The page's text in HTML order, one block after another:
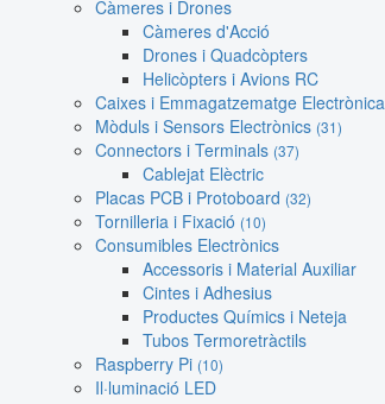
Càmeres i Drones
Càmeres d'Acció
Drones i Quadcòpters
Helicòpters i Avions RC
Caixes i Emmagatzematge Electrònica
Mòduls i Sensors Electrònics (31)
Connectors i Terminals (37)
Cablejat Elèctric
Placas PCB i Protoboard (32)
Tornilleria i Fixació (10)
Consumibles Electrònics
Accessoris i Material Auxiliar
Cintes i Adhesius
Productes Químics i Neteja
Tubos Termoretràctils
Raspberry Pi (10)
Il·luminació LED